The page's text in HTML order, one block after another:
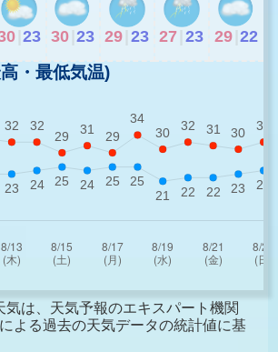
23 30 23 29 23 27 23 29 22
・最低気温)
は、天気予報のエキスパート機関
よる過去の天気データの統計値に基